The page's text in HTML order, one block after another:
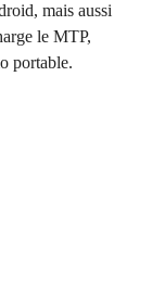
mais aussi
le MTP,
portable.